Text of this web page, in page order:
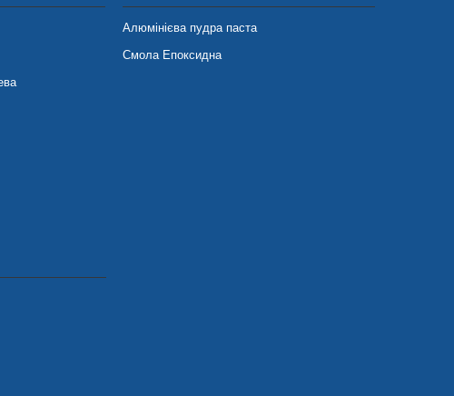
Алюмінієва пудра паста
Смола Епоксидна